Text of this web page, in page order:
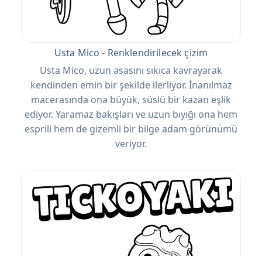
Usta Mico - Renklendirilecek çizim
Usta Mico, uzun asasını sıkıca kavrayarak
kendinden emin bir şekilde ilerliyor. İnanılmaz
macerasında ona büyük, süslü bir kazan eşlik
ediyor. Yaramaz bakışları ve uzun bıyığı ona hem
esprili hem de gizemli bir bilge adam görünümü
veriyor.